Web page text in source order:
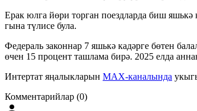
Ерак юлга йөри торган поездларда биш яшькә
гына түлисе була.
Федераль законнар 7 яшькә кадәрге бөтен
өчен 15 процент ташлама бирә. 2025 елда
Интертат яңалыкларын MAX-каналында
Комментарийлар (0)